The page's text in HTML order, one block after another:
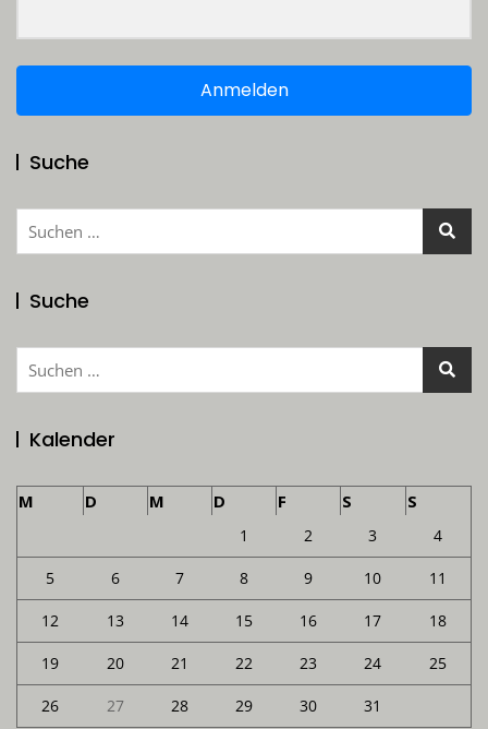
Anmelden
Suche
Suchen
Suche
Suchen
Kalender
M D M D F S S
1 2 3 4
5 6 7 8 9 10 11
12 13 14 15 16 17 18
19 20 21 22 23 24 25
26 27 28 29 30 31